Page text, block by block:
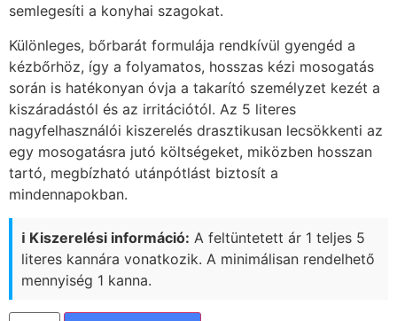
semlegesíti a konyhai szagokat.
Különleges, bőrbarát formulája rendkívül gyengéd a
kézbőrhöz, így a folyamatos, hosszas kézi mosogatás
során is hatékonyan óvja a takarító személyzet kezét a
kiszáradástól és az irritációtól. Az 5 literes
nagyfelhasználói kiszerelés drasztikusan lecsökkenti az
egy mosogatásra jutó költségeket, miközben hosszan
tartó, megbízható utánpótlást biztosít a
mindennapokban.
ℹ️ Kiszerelési információ: A feltüntetett ár 1 teljes 5
literes kannára vonatkozik. A minimálisan rendelhető
mennyiség 1 kanna.